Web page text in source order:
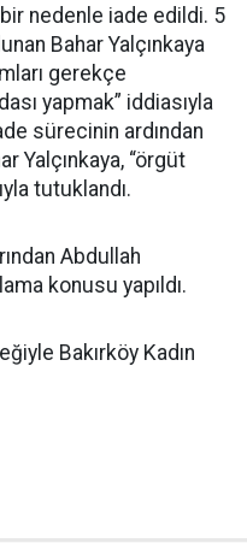
nedenle iade edildi. 5
Bahar Yalçınkaya
gerekçe
yapmak” iddiasıyla
sürecinin ardından
Yalçınkaya, “örgüt
tutuklandı.
Abdullah
konusu yapıldı.
Bakırköy Kadın